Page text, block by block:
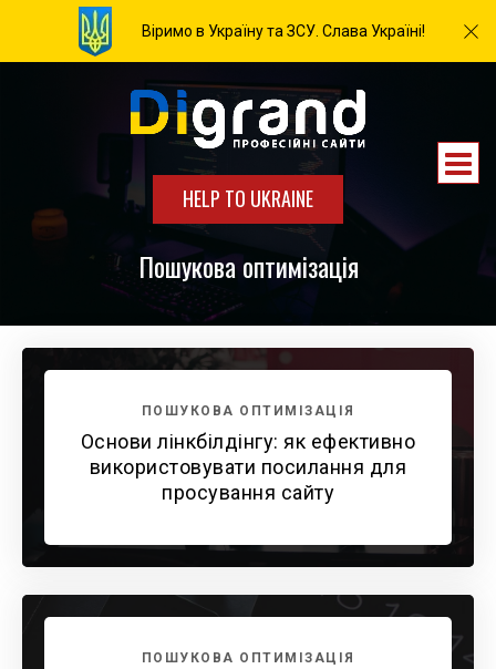
Віримо в Україну та ЗСУ. Слава Україні!
HELP TO UKRAINE
Пошукова оптимізація
ПОШУКОВА ОПТИМІЗАЦІЯ
Основи лінкбілдінгу: як ефективно
використовувати посилання для
просування сайту
ПОШУКОВА ОПТИМІЗАЦІЯ